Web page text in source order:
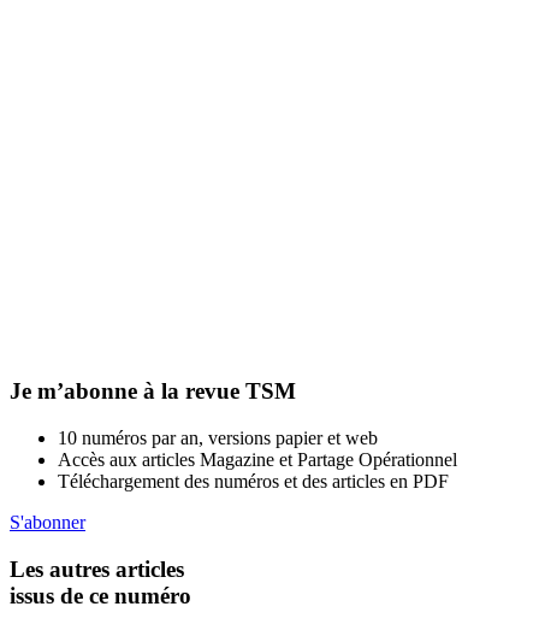
Je m’abonne à la revue TSM
10 numéros par an, versions papier et web
Accès aux articles Magazine et Partage Opérationnel
Téléchargement des numéros et des articles en PDF
S'abonner
Les autres articles
issus de ce numéro